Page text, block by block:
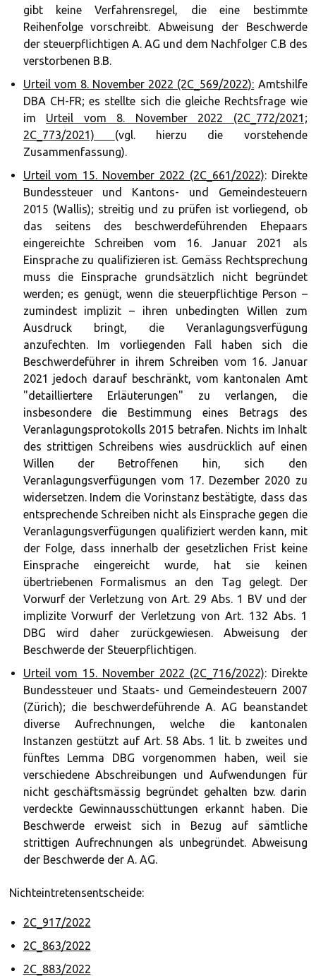
gibt keine Verfahrensregel, die eine bestimmte
Reihenfolge vorschreibt. Abweisung der Beschwerde
der steuerpflichtigen A. AG und dem Nachfolger C.B des
verstorbenen B.B.
Urteil vom 8. November 2022 (2C_569/2022): Amtshilfe
DBA CH-FR; es stellte sich die gleiche Rechtsfrage wie
im Urteil vom 8. November 2022 (2C_772/2021;
2C_773/2021) (vgl. hierzu die vorstehende
Zusammenfassung).
Urteil vom 15. November 2022 (2C_661/2022): Direkte
Bundessteuer und Kantons- und Gemeindesteuern
2015 (Wallis); streitig und zu prüfen ist vorliegend, ob
das seitens des beschwerdeführenden Ehepaars
eingereichte Schreiben vom 16. Januar 2021 als
Einsprache zu qualifizieren ist. Gemäss Rechtsprechung
muss die Einsprache grundsätzlich nicht begründet
werden; es genügt, wenn die steuerpflichtige Person –
zumindest implizit – ihren unbedingten Willen zum
Ausdruck bringt, die Veranlagungsverfügung
anzufechten. Im vorliegenden Fall haben sich die
Beschwerdeführer in ihrem Schreiben vom 16. Januar
2021 jedoch darauf beschränkt, vom kantonalen Amt
"detailliertere Erläuterungen" zu verlangen, die
insbesondere die Bestimmung eines Betrags des
Veranlagungsprotokolls 2015 betrafen. Nichts im Inhalt
des strittigen Schreibens wies ausdrücklich auf einen
Willen der Betroffenen hin, sich den
Veranlagungsverfügungen vom 17. Dezember 2020 zu
widersetzen. Indem die Vorinstanz bestätigte, dass das
entsprechende Schreiben nicht als Einsprache gegen die
Veranlagungsverfügungen qualifiziert werden kann, mit
der Folge, dass innerhalb der gesetzlichen Frist keine
Einsprache eingereicht wurde, hat sie keinen
übertriebenen Formalismus an den Tag gelegt. Der
Vorwurf der Verletzung von Art. 29 Abs. 1 BV und der
implizite Vorwurf der Verletzung von Art. 132 Abs. 1
DBG wird daher zurückgewiesen. Abweisung der
Beschwerde der Steuerpflichtigen.
Urteil vom 15. November 2022 (2C_716/2022): Direkte
Bundessteuer und Staats- und Gemeindesteuern 2007
(Zürich); die beschwerdeführende A. AG beanstandet
diverse Aufrechnungen, welche die kantonalen
Instanzen gestützt auf Art. 58 Abs. 1 lit. b zweites und
fünftes Lemma DBG vorgenommen haben, weil sie
verschiedene Abschreibungen und Aufwendungen für
nicht geschäftsmässig begründet gehalten bzw. darin
verdeckte Gewinnausschüttungen erkannt haben. Die
Beschwerde erweist sich in Bezug auf sämtliche
strittigen Aufrechnungen als unbegründet. Abweisung
der Beschwerde der A. AG.
Nichteintretensentscheide:
2C_917/2022
2C_863/2022
2C_883/2022